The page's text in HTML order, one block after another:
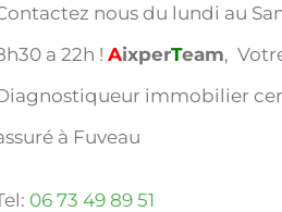
nous du lundi au
a 22h !AixperTeam,
immobilier
à Fuveau
06 73 49 89 51